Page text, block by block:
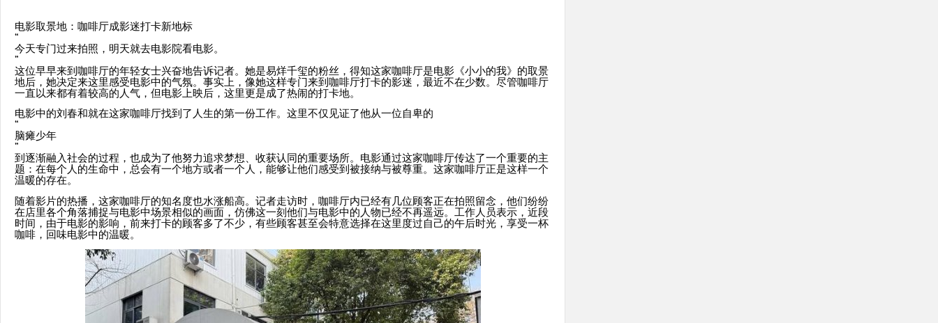
电影取景地：咖啡厅成影迷打卡新地标
“
今天专门过来拍照，明天就去电影院看电影。
”
这位早早来到咖啡厅的年轻女士兴奋地告诉记者。她是易烊千玺的粉丝，得知这家咖啡厅是电影《小小的我》的取景
地后，她决定来这里感受电影中的气氛。事实上，像她这样专门来到咖啡厅打卡的影迷，最近不在少数。尽管咖啡厅
一直以来都有着较高的人气，但电影上映后，这里更是成了热闹的打卡地。
电影中的刘春和就在这家咖啡厅找到了人生的第一份工作。这里不仅见证了他从一位自卑的
“
脑瘫少年
”
到逐渐融入社会的过程，也成为了他努力追求梦想、收获认同的重要场所。电影通过这家咖啡厅传达了一个重要的主
题：在每个人的生命中，总会有一个地方或者一个人，能够让他们感受到被接纳与被尊重。这家咖啡厅正是这样一个
温暖的存在。
随着影片的热播，这家咖啡厅的知名度也水涨船高。记者走访时，咖啡厅内已经有几位顾客正在拍照留念，他们纷纷
在店里各个角落捕捉与电影中场景相似的画面，仿佛这一刻他们与电影中的人物已经不再遥远。工作人员表示，近段
时间，由于电影的影响，前来打卡的顾客多了不少，有些顾客甚至会特意选择在这里度过自己的午后时光，享受一杯
咖啡，回味电影中的温暖。